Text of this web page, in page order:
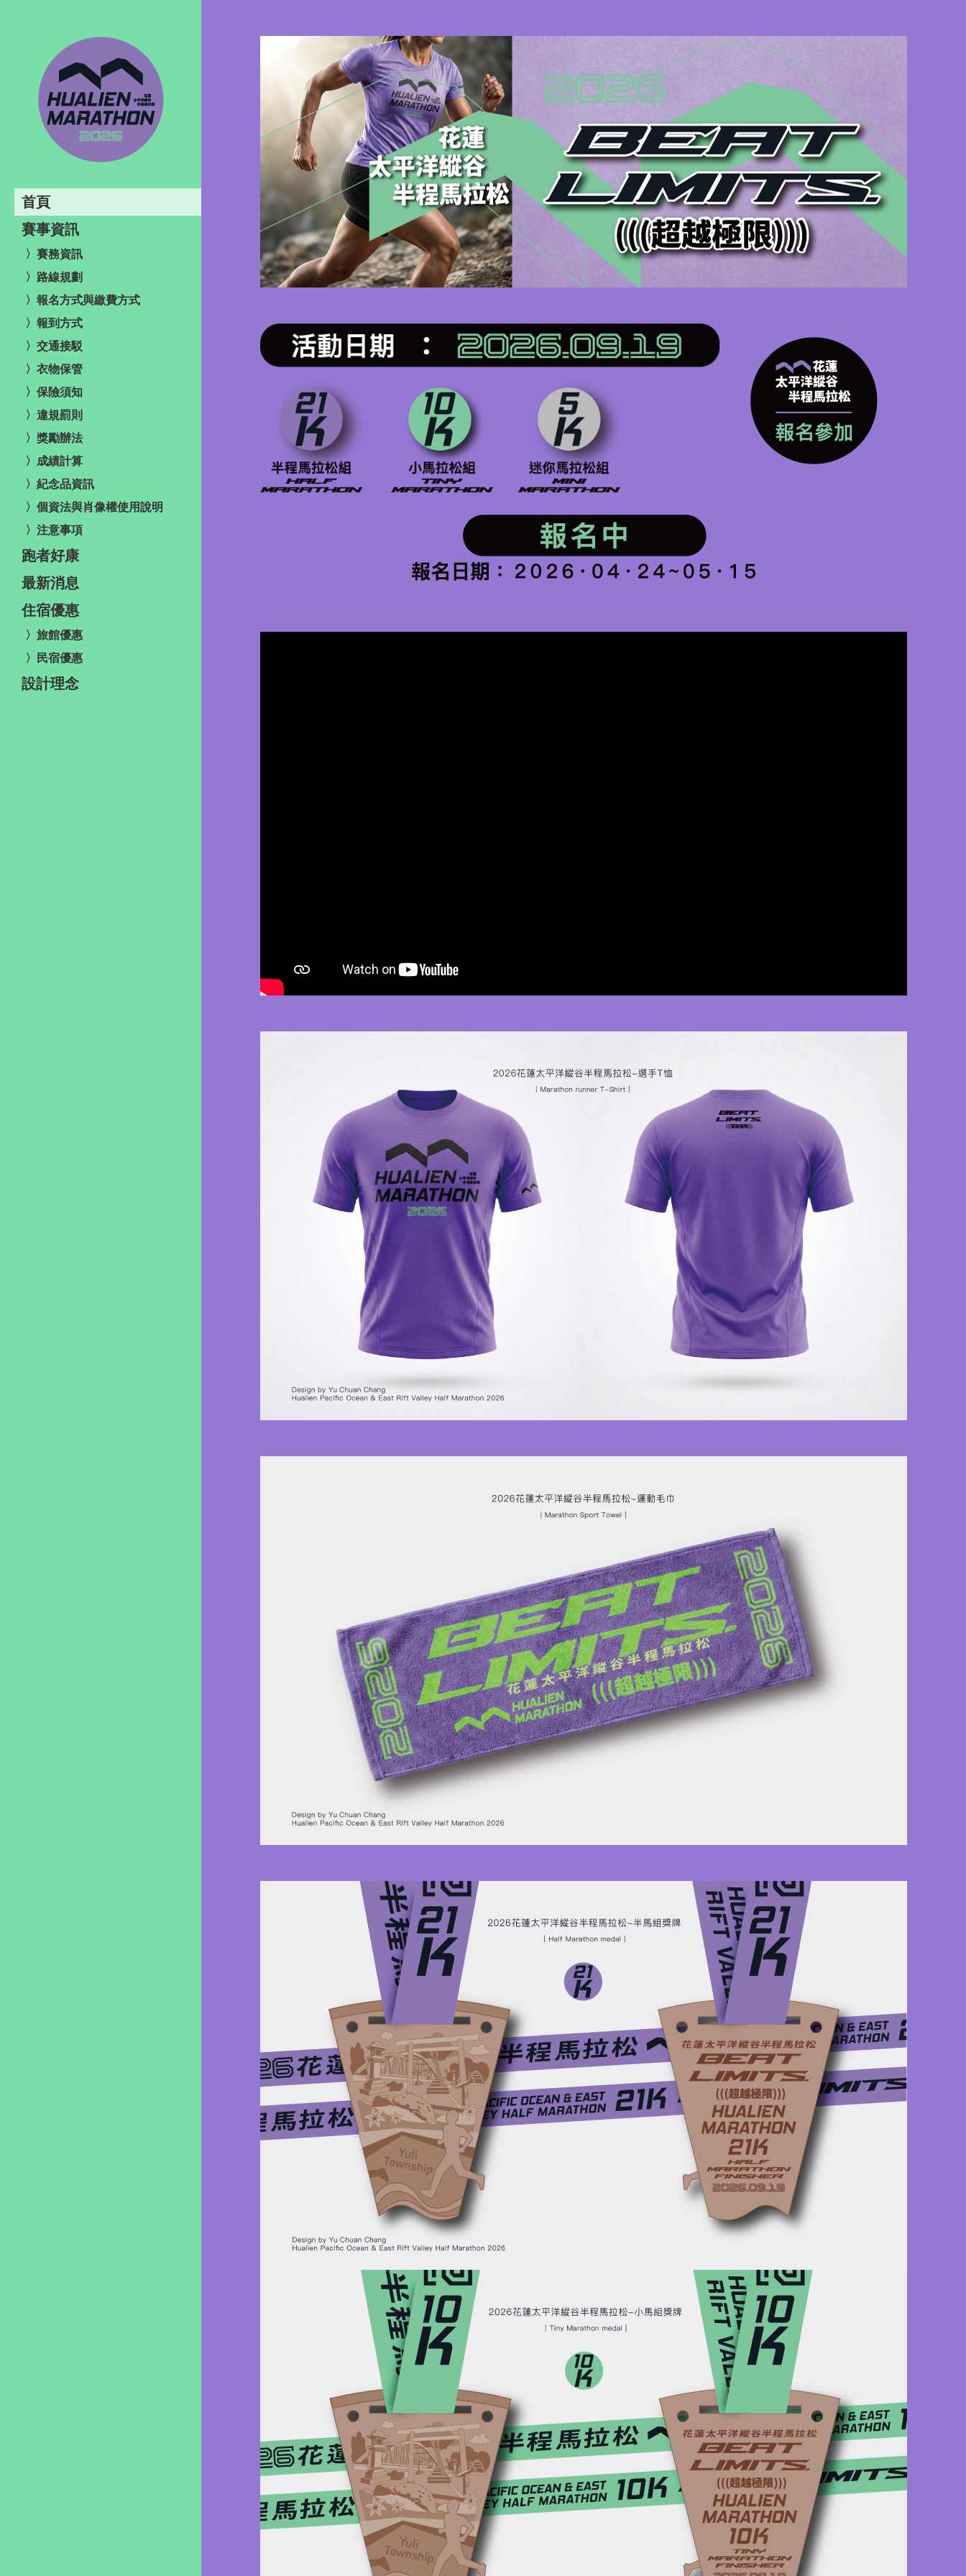
首頁
賽事資訊
〉賽務資訊
〉路線規劃
〉報名方式與繳費方式
〉報到方式
〉交通接駁
〉衣物保管
〉保險須知
〉違規罰則
〉獎勵辦法
〉成績計算
〉紀念品資訊
〉個資法與肖像權使用說明
〉注意事項
跑者好康
最新消息
住宿優惠
〉旅館優惠
〉民宿優惠
設計理念